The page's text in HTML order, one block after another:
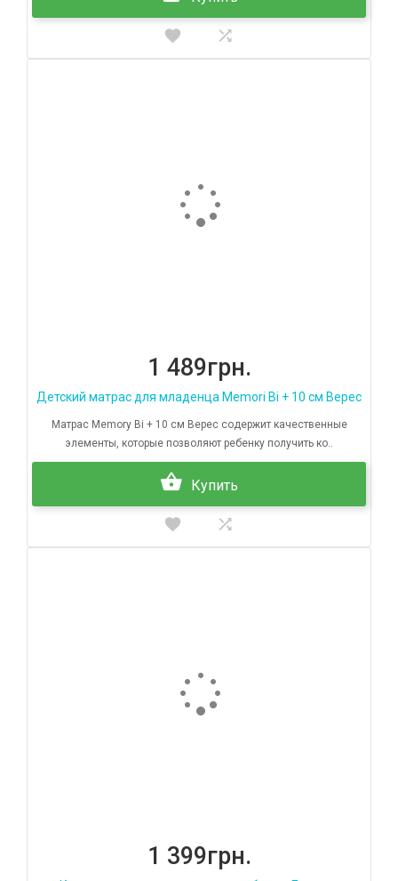
1 489грн.
Детский матрас для младенца Memori Bi + 10 см Верес
Матрас Memory Bi + 10 см Верес содержит качественные
элементы, которые позволяют ребенку получить ко..
Купить
1 399грн.